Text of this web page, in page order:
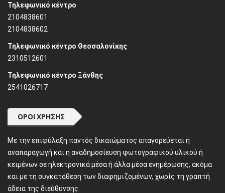
Τηλεφωνικό κέντρο
2104838601
2104838602
Τηλεφωνικό κέντρο Θεσσαλονίκης
2310512601
Τηλεφωνικό κέντρο Ξάνθης
2541026717
ΌΡΟΙ ΧΡΉΣΗΣ
Mε την επιφύλαξη παντός δικαιώματος απαγορεύεται η
αναπαραγωγή και η αναδημοσίευση φωτογραφικού υλικού ή
κειμένων σε ηλεκτρονικά μέσα ή άλλα μέσα ενημέρωσης, ακόμα
και με τη συγκατάθεση των διαφημιζομένων, χωρίς τη γραπτή
άδεια της διεύθυνσης.